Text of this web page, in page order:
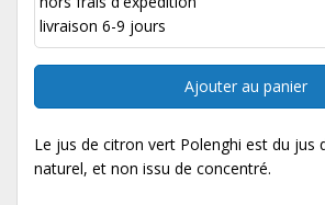
livraison 6-9 jours
Ajouter au panier
Le jus de citron vert Polenghi est du jus
naturel, et non issu de concentré.